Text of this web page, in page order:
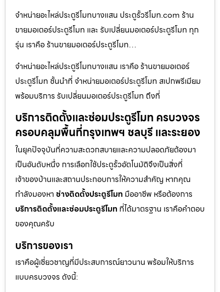
จำหน่ายอะไหล่ประตูรีโมทบางแสน ประตูรั้วรีโมท.com ร้าน
ขายมอเตอร์ประตูรีโมท และ รับเปลี่ยนมอเตอร์ประตูรีโมท ทุก
รุ่น เราคือ ร้านขายมอเตอร์ประตูรีโมท…
จำหน่ายอะไหล่ประตูรีโมทบางแสน เราคือ ร้านขายมอเตอร์
ประตูรีโมท ชั้นนำที่ จำหน่ายมอเตอร์ประตูรีโมท สเปกพรีเมียม
พร้อมบริการ รับเปลี่ยนมอเตอร์ประตูรีโมท ถึงที่
บริการติดตั้งและซ่อมประตูรีโมท ครบวงจร
ครอบคลุมพื้นที่กรุงเทพฯ ชลบุรี และระยอง
ในยุคปัจจุบันที่ความสะดวกสบายและความปลอดภัยต้องมา
เป็นอันดับหนึ่ง การเลือกใช้ประตูรั้วอัตโนมัติจึงเป็นสิ่งที่
เจ้าของบ้านและสถานประกอบการให้ความสำคัญ หากคุณ
กำลังมองหา ช่างติดตั้งประตูรีโมท มืออาชีพ หรือต้องการ
บริการติดตั้งและซ่อมประตูรีโมท ที่ได้มาตรฐาน เราคือคำตอบ
ของคุณครับ
บริการของเรา
เราคือผู้เชี่ยวชาญที่มีประสบการณ์ยาวนาน พร้อมให้บริการ
แบบครบวงจร ดังนี้: